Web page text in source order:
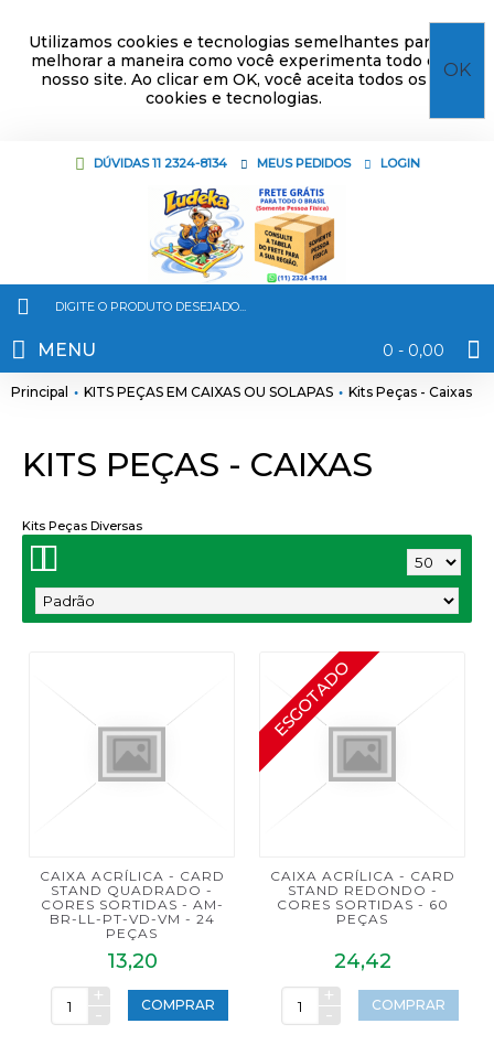
Utilizamos cookies e tecnologias semelhantes para
melhorar a maneira como você experimenta todo o
nosso site. Ao clicar em OK, você aceita todos os
cookies e tecnologias.
OK
DÚVIDAS 11 2324-8134 MEUS PEDIDOS LOGIN
0 - 0,00
MENU
Principal KITS PEÇAS EM CAIXAS OU SOLAPAS Kits Peças - Caixas
KITS PEÇAS - CAIXAS
Kits Peças Diversas
CAIXA ACRÍLICA - CARD
STAND QUADRADO -
CORES SORTIDAS - AM-
BR-LL-PT-VD-VM - 24
PEÇAS
13,20
+
-
COMPRAR
ESGOTADO
CAIXA ACRÍLICA - CARD
STAND REDONDO -
CORES SORTIDAS - 60
PEÇAS
24,42
+
-
COMPRAR